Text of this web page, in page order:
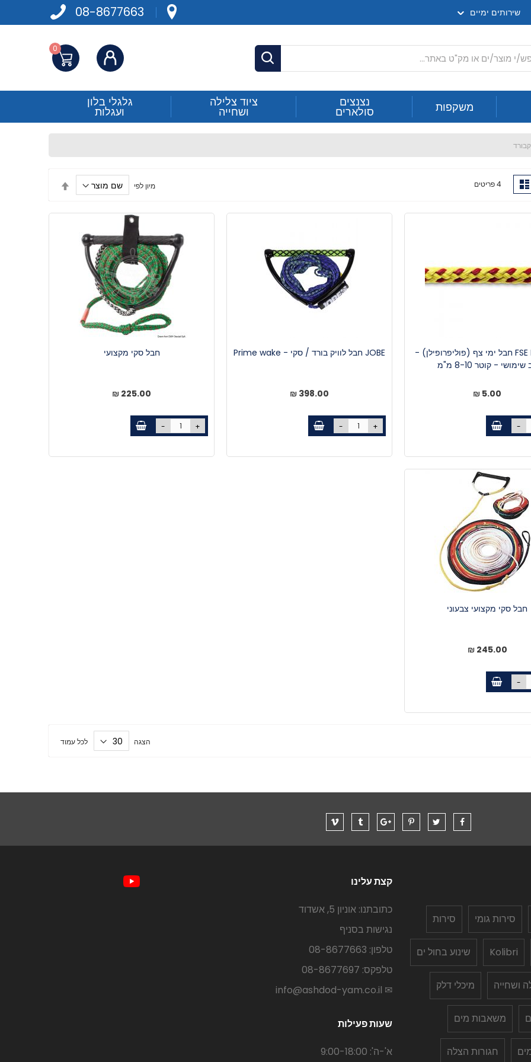
08-8677663 שירותים ימיים
חפש
התחברות 0
משקפות נצנצים
סולארים
ציוד צלילה
ושחייה
גלגלי בלון
ועגלות
רשימה 4פריטים מיון לפי
יורד
FSE Robline חבל ימי צף (פוליפרופילן) -
- קוטר 8-10 מ"מ
5.00 ₪
-
JOBE חבל לוויק בורד / סקי - Prime wake
398.00 ₪
- +
חבל סקי מקצועי
225.00 ₪
- +
חבל סקי מקצועי צבעוני
245.00 ₪
-
הצגה לכל עמוד
סירות גומי סירות
Kolibri שינוע בחול ים
ושחייה מיכלי דלק
משאבות מים
חגורות הצלה
קצת עלינו
כתובתנו: אוניון 5, אשדוד
נגישות בסניף
טלפון: 08-8677663
טלפקס: 08-8677697
✉ info@ashdod-yam.co.il
שעות פעילות
א'-ה': 9:00-18:00